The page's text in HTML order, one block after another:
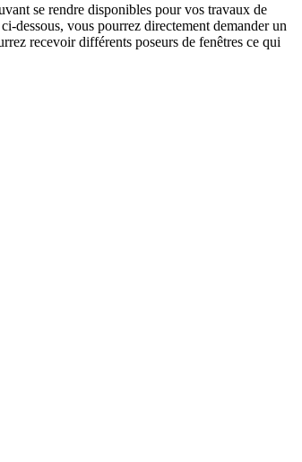
se rendre disponibles pour vos travaux de
dessous, vous pourrez directement demander un
recevoir différents poseurs de fenêtres ce qui